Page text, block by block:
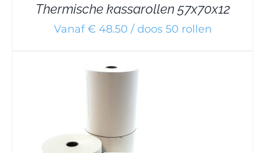
Thermische kassarollen 57x70x12
Vanaf € 48.50 / doos 50 rollen